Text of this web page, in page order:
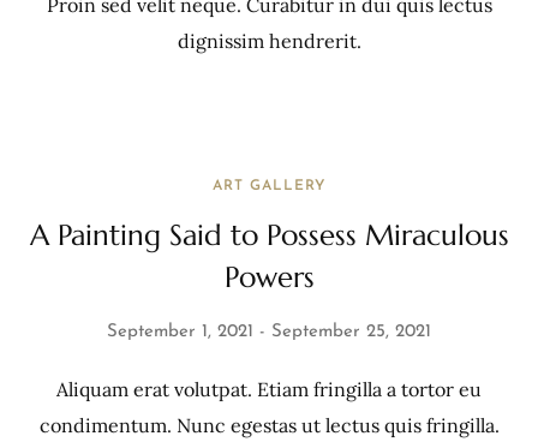
Proin sed velit neque. Curabitur in dui quis lectus
dignissim hendrerit.
ART GALLERY
A Painting Said to Possess Miraculous
Powers
September 1, 2021 September 25, 2021
Aliquam erat volutpat. Etiam fringilla a tortor eu
condimentum. Nunc egestas ut lectus quis fringilla.